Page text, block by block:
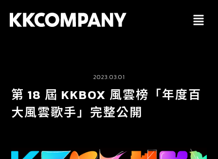
2023.03.01
第 18 屆 KKBOX 風雲榜「年度百
大風雲歌手」完整公開